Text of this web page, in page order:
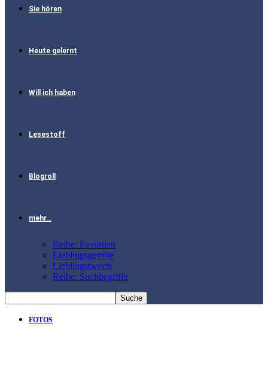
Sie hören
Heute gelernt
Will ich haben
Lesestoff
Blogroll
mehr…
Reihe: Favoriten
Lieblingsgetröte
Lieblingstweets
Reihe: Suchbegriffe
FOTOS